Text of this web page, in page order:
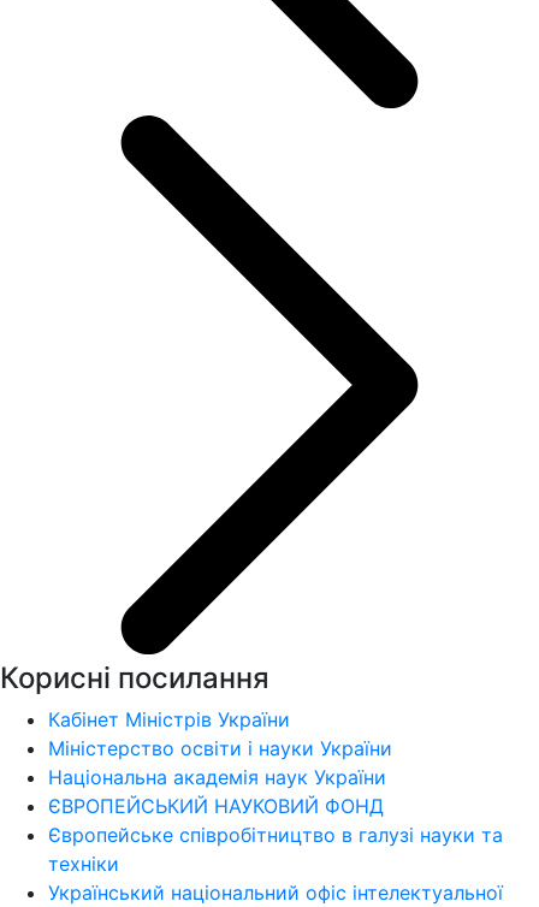
Корисні посилання
Кабінет Міністрів України
Міністерство освіти і науки України
Національна академія наук України
ЄВРОПЕЙСЬКИЙ НАУКОВИЙ ФОНД
Європейське співробітництво в галузі науки та
техніки
Український національний офіс інтелектуальної